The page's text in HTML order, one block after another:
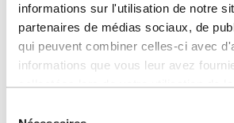
informations sur l'utilisation de notre
partenaires de médias sociaux, de
qui peuvent combiner celles-ci avec
informations que vous leur avez
collectées lors de votre utilisation de
Salon YQB – 4